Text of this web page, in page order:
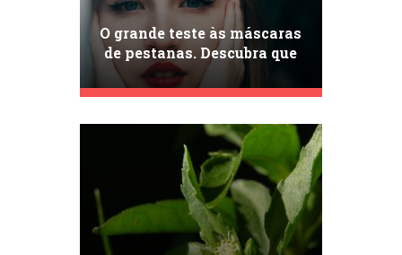
O grande teste às máscaras
de pestanas. Descubra que
máscaras deve incluir no
seu estojo de maquilhagem!